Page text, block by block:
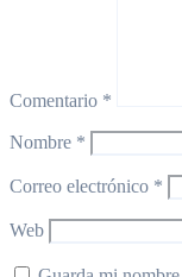
Comentario *
Nombre *
Correo electrónico *
Web